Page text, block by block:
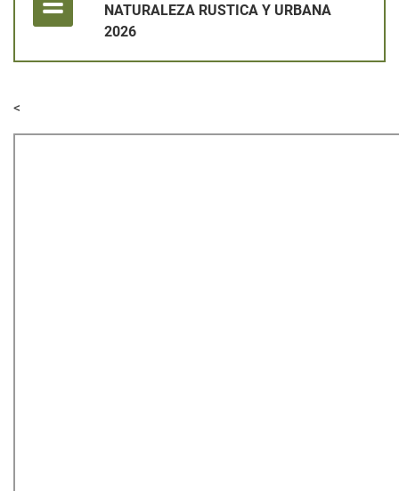
NATURALEZA RUSTICA Y URBANA
2026
<